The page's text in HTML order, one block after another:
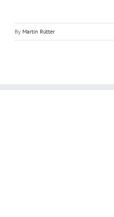
By Martin Rütter